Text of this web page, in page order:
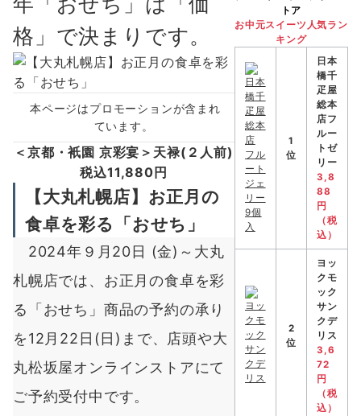
格」で決まりです。
本ページはプロモーションが含まれ
ています。
＜京都・衹園 京彩宴＞天禄(２人前)
税込11,880円
【大丸札幌店】お正月の
食卓を彩る「おせち」
2024年９月20日 (金)～大丸
札幌店では、お正月の食卓を彩
る「おせち」商品の予約の承り
を12月22日(日)まで、店頭や大
丸松坂屋オンラインストアにて
ご予約受付中です。
トア
お中元スイーツ人気ラン
キング
1
位
日本
橋千
疋屋
総本
店フ
ルー
トゼ
リー
3,8
88
円
（税
込）
2
位
ヨッ
クモ
ック
サン
クデ
リス
3,6
72
円
（税
込）